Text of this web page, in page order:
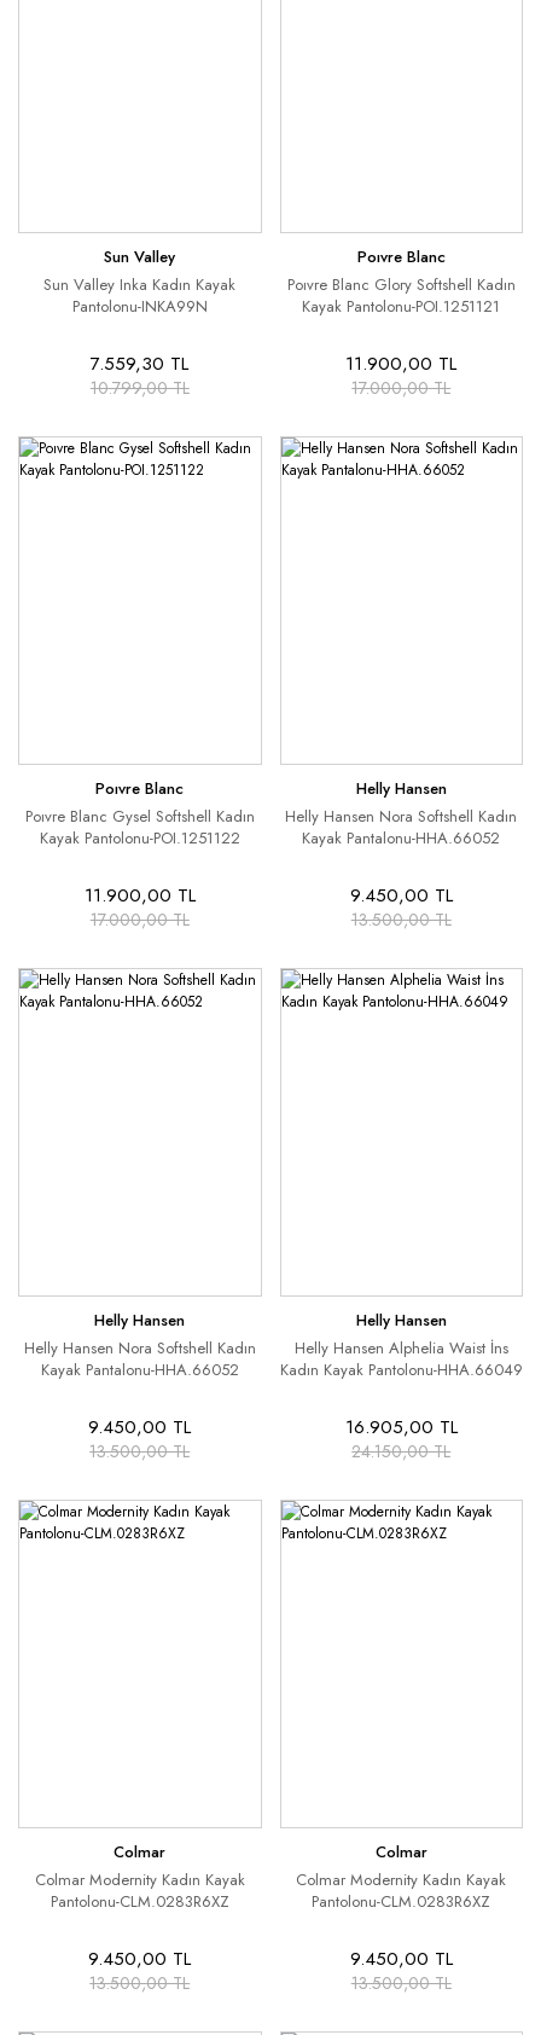
Sun Valley
Sun Valley Inka Kadın Kayak
Pantolonu-INKA99N
7.559,30 TL
10.799,00 TL
Poıvre Blanc
Poıvre Blanc Glory Softshell Kadın
Kayak Pantolonu-POI.1251121
11.900,00 TL
17.000,00 TL
Poıvre Blanc
Poıvre Blanc Gysel Softshell Kadın
Kayak Pantolonu-POI.1251122
11.900,00 TL
17.000,00 TL
Helly Hansen
Helly Hansen Nora Softshell Kadın
Kayak Pantalonu-HHA.66052
9.450,00 TL
13.500,00 TL
Helly Hansen
Helly Hansen Nora Softshell Kadın
Kayak Pantalonu-HHA.66052
9.450,00 TL
13.500,00 TL
Helly Hansen
Helly Hansen Alphelia Waist İns
Kadın Kayak Pantolonu-HHA.66049
16.905,00 TL
24.150,00 TL
Colmar
Colmar Modernity Kadın Kayak
Pantolonu-CLM.0283R6XZ
9.450,00 TL
13.500,00 TL
Colmar
Colmar Modernity Kadın Kayak
Pantolonu-CLM.0283R6XZ
9.450,00 TL
13.500,00 TL